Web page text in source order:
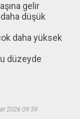
gelir
düşük
daha yüksek
düzeyde
2026 09:39